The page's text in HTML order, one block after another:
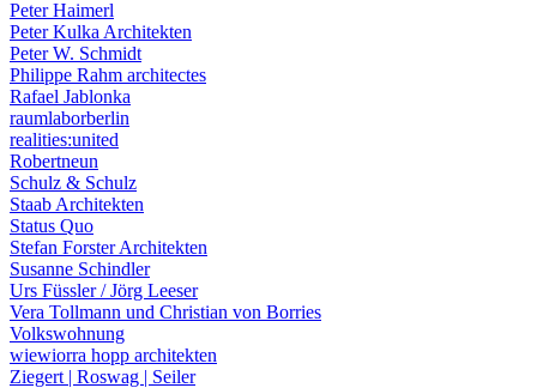
Peter Haimerl
Peter Kulka Architekten
Peter W. Schmidt
Philippe Rahm architectes
Rafael Jablonka
raumlaborberlin
realities:united
Robertneun
Schulz & Schulz
Staab Architekten
Status Quo
Stefan Forster Architekten
Susanne Schindler
Urs Füssler / Jörg Leeser
Vera Tollmann und Christian von Borries
Volkswohnung
wiewiorra hopp architekten
Ziegert | Roswag | Seiler